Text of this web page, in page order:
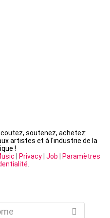
soutenez, achetez:
artistes et à l'industrie de la
!
Privacy| Job
Paramètres